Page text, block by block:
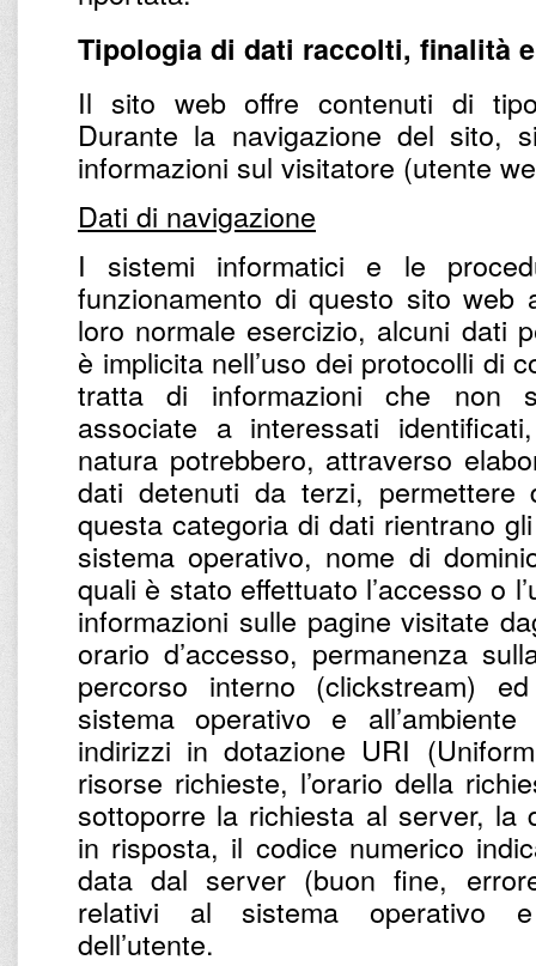
Tipologia di dati raccolti, finalità
Il sito web offre contenuti di
Durante la navigazione del sito,
informazioni sul visitatore (utente
Dati di navigazione
I sistemi informatici e le
funzionamento di questo sito web
loro normale esercizio, alcuni dati
è implicita nell’uso dei protocolli di
tratta di informazioni che non
associate a interessati
natura potrebbero, attraverso
dati detenuti da terzi,
questa categoria di dati rientrano
sistema operativo, nome di
quali è stato effettuato l’accesso o
informazioni sulle pagine visitate
orario d’accesso, permanenza
percorso interno (clickstream)
sistema operativo e all’ambiente
indirizzi in dotazione URI
risorse richieste, l’orario della
sottoporre la richiesta al server, la
in risposta, il codice numerico
data dal server (buon fine,
relativi al sistema operativo e
dell’utente.